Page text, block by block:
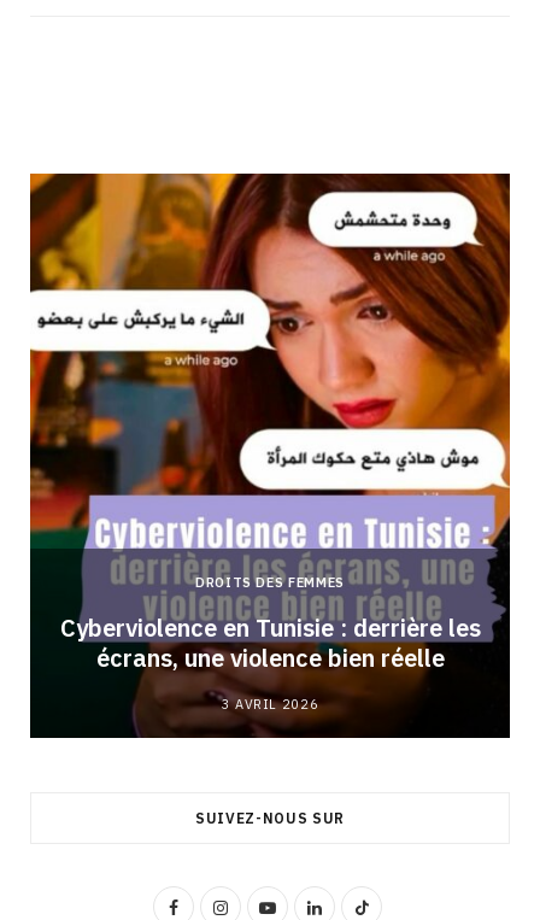
DROITS DES FEMMES
Cyberviolence en Tunisie : derrière les
écrans, une violence bien réelle
3 AVRIL 2026
SUIVEZ-NOUS SUR
F
I
Y
L
T